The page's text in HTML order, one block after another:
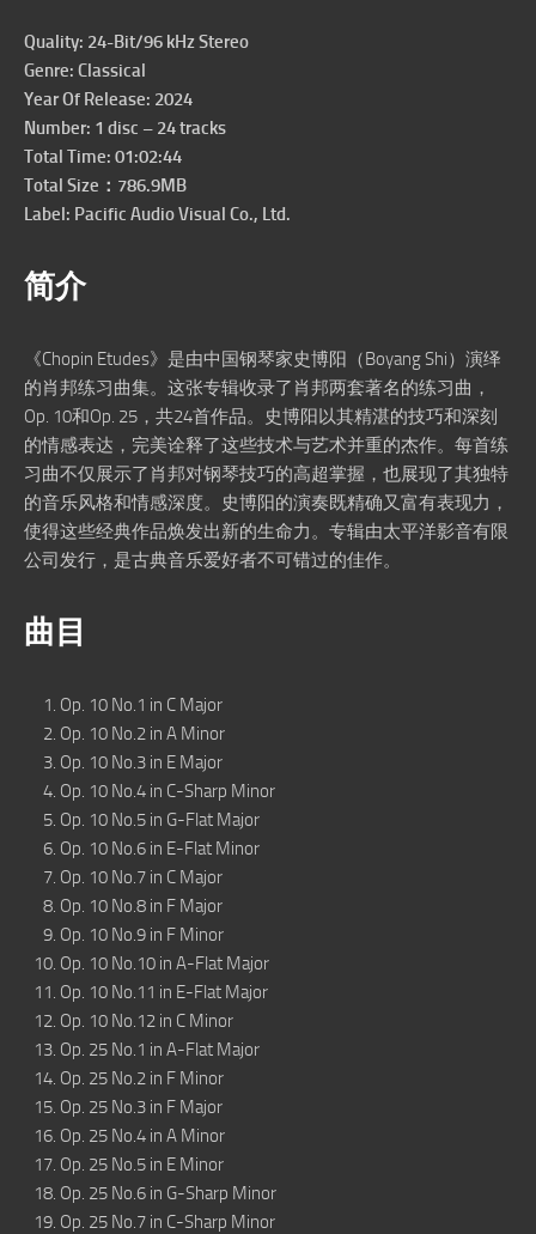
Quality: 24-Bit/96 kHz Stereo
Genre: Classical
Year Of Release: 2024
Number: 1 disc – 24 tracks
Total Time: 01:02:44
Total Size：786.9MB
Label: Pacific Audio Visual Co., Ltd.
简介
《Chopin Etudes》是由中国钢琴家史博阳（Boyang Shi）演绎
的肖邦练习曲集。这张专辑收录了肖邦两套著名的练习曲，
Op. 10和Op. 25，共24首作品。史博阳以其精湛的技巧和深刻
的情感表达，完美诠释了这些技术与艺术并重的杰作。每首练
习曲不仅展示了肖邦对钢琴技巧的高超掌握，也展现了其独特
的音乐风格和情感深度。史博阳的演奏既精确又富有表现力，
使得这些经典作品焕发出新的生命力。专辑由太平洋影音有限
公司发行，是古典音乐爱好者不可错过的佳作。
曲目
Op. 10 No.1 in C Major
Op. 10 No.2 in A Minor
Op. 10 No.3 in E Major
Op. 10 No.4 in C-Sharp Minor
Op. 10 No.5 in G-Flat Major
Op. 10 No.6 in E-Flat Minor
Op. 10 No.7 in C Major
Op. 10 No.8 in F Major
Op. 10 No.9 in F Minor
Op. 10 No.10 in A-Flat Major
Op. 10 No.11 in E-Flat Major
Op. 10 No.12 in C Minor
Op. 25 No.1 in A-Flat Major
Op. 25 No.2 in F Minor
Op. 25 No.3 in F Major
Op. 25 No.4 in A Minor
Op. 25 No.5 in E Minor
Op. 25 No.6 in G-Sharp Minor
Op. 25 No.7 in C-Sharp Minor